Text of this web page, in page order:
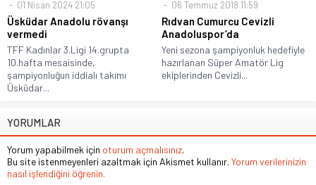
01 Nisan 2024 21:05
Üsküdar Anadolu rövanşı
vermedi
TFF Kadınlar 3.Ligi 14.grupta
10.hafta mesaisinde,
şampiyonluğun iddialı takımı
Üsküdar...
06 Temmuz 2018 11:59
Rıdvan Cumurcu Cevizli
Anadoluspor’da
Yeni sezona şampiyonluk hedefiyle
hazırlanan Süper Amatör Lig
ekiplerinden Cevizli...
YORUMLAR
Yorum yapabilmek için oturum açmalısınız.
Bu site istenmeyenleri azaltmak için Akismet kullanır. Yorum verilerinizin
nasıl işlendiğini öğrenin.